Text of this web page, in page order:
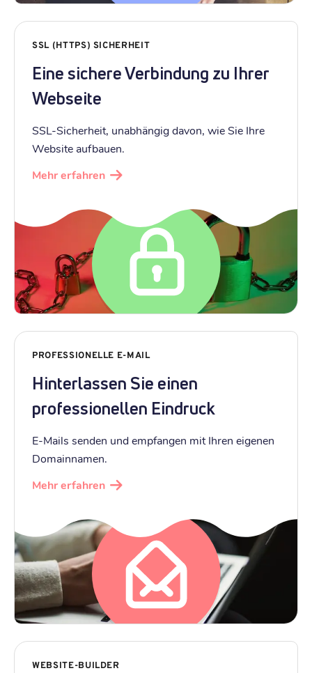
SSL (HTTPS) SICHERHEIT
Eine sichere Verbindung zu Ihrer
Webseite
SSL-Sicherheit, unabhängig davon, wie Sie Ihre
Website aufbauen.
Mehr erfahren
PROFESSIONELLE E-MAIL
Hinterlassen Sie einen
professionellen Eindruck
E-Mails senden und empfangen mit Ihren eigenen
Domainnamen.
Mehr erfahren
WEBSITE-BUILDER